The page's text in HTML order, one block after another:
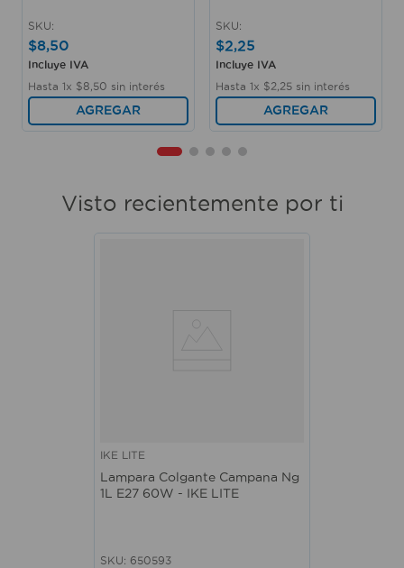
SKU:
$8,50
Incluye IVA
Hasta 1x $8 50 sin interés
AGREGAR
SKU:
$2,25
Incluye IVA
Hasta 1x $2 25 sin interés
AGREGAR
Visto recientemente por ti
IKE LITE
Lampara Colgante Campana Ng
1L E27 60W - IKE LITE
SKU: 650593